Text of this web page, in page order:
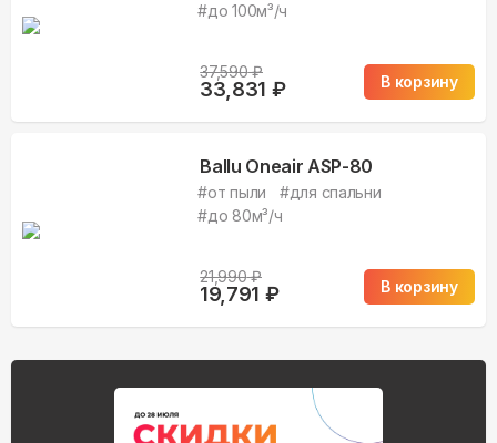
#до 100м³/ч
37,590₽
33,831 ₽ В корзину
Ballu Oneair ASP-80
#от пыли #для спальни
#до 80м³/ч
21,990₽
19,791 ₽ В корзину